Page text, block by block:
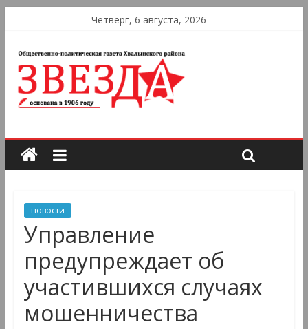
Четверг, 6 августа, 2026
новости
Управление
предупреждает об
участившихся случаях
мошенничества